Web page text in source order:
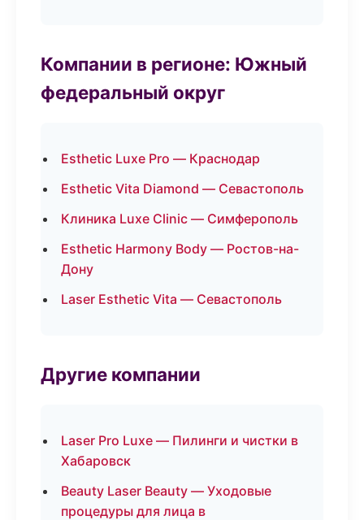
Компании в регионе: Южный
федеральный округ
Esthetic Luxe Pro — Краснодар
Esthetic Vita Diamond — Севастополь
Клиника Luxe Clinic — Симферополь
Esthetic Harmony Body — Ростов-на-
Дону
Laser Esthetic Vita — Севастополь
Другие компании
Laser Pro Luxe — Пилинги и чистки в
Хабаровск
Beauty Laser Beauty — Уходовые
процедуры для лица в